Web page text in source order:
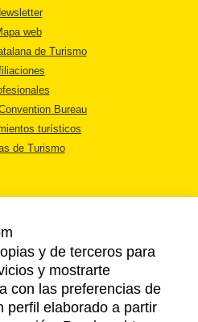
web
de Turismo
Bureau
turísticos
de Turismo
LEGAL
DE PRIVACIDAD
y de terceros para
y mostrarte
con las preferencias de
perfil elaborado a partir